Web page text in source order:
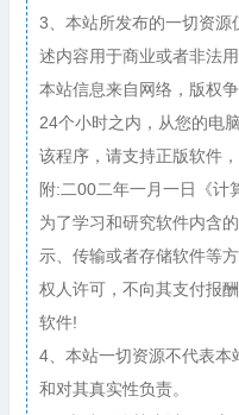
3、本站所发布的一切资源
述内容用于商业或者非法
本站信息来自网络，版权
24个小时之内，从您的电
该程序，请支持正版软件
附:二00二年一月一日《计
为了学习和研究软件内含
示、传输或者存储软件等
权人许可，不向其支付报
软件!
4、本站一切资源不代表本
和对其真实性负责。